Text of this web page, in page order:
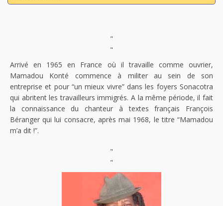
"
"
Arrivé en 1965 en France où il travaille comme ouvrier,
Mamadou Konté commence à militer au sein de son
entreprise et pour “un mieux vivre” dans les foyers Sonacotra
qui abritent les travailleurs immigrés. A la même période, il fait
la connaissance du chanteur à textes français François
Béranger qui lui consacre, après mai 1968, le titre “Mamadou
m’a dit !”.
"
"